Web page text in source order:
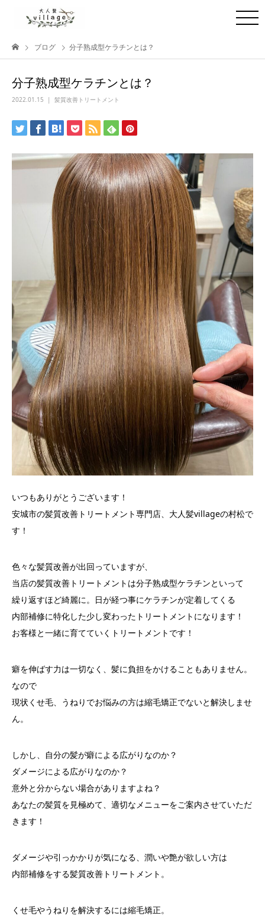
ブログ 分子熟成型ケラチンとは？
分子熟成型ケラチンとは？
2022.01.15 髪質改善トリートメント
いつもありがとうございます！
安城市の髪質改善トリートメント専門店、大人髪villageの村松で
す！
色々な髪質改善が出回っていますが、
当店の髪質改善トリートメントは分子熟成型ケラチンといって
繰り返すほど綺麗に。日が経つ事にケラチンが定着してくる
内部補修に特化した少し変わったトリートメントになります！
お客様と一緒に育てていくトリートメントです！
癖を伸ばす力は一切なく、髪に負担をかけることもありません。
なので
現状くせ毛、うねりでお悩みの方は縮毛矯正でないと解決しませ
ん。
しかし、自分の髪が癖による広がりなのか？
ダメージによる広がりなのか？
意外と分からない場合がありますよね？
あなたの髪質を見極めて、適切なメニューをご案内させていただ
きます！
ダメージや引っかかりが気になる、潤いや艶が欲しい方は
内部補修をする髪質改善トリートメント。
くせ毛やうねりを解決するには縮毛矯正。